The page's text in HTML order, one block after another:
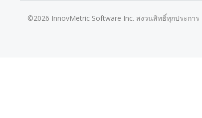
©2026 InnovMetric Software Inc. สงวนสิทธิ์ทุกประการ